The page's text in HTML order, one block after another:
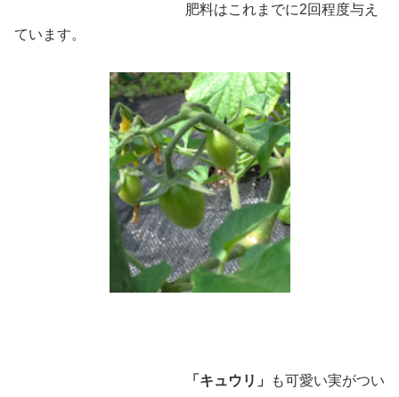
肥料はこれまでに2回程度与え
ています。
「キュウリ」
も可愛い実がつい